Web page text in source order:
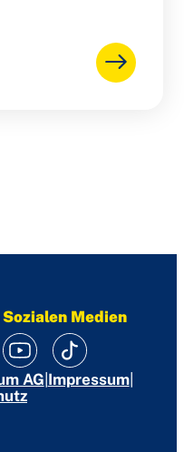
Medien
AG Impressum|